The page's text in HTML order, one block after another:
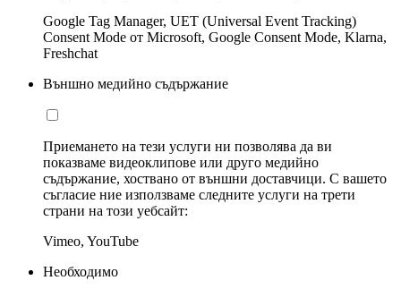
Google Tag Manager, UET (Universal Event Tracking)
Consent Mode от Microsoft, Google Consent Mode, Klarna,
Freshchat
Външно медийно съдържание
Приемането на тези услуги ни позволява да ви
показваме видеоклипове или друго медийно
съдържание, хоствано от външни доставчици. С вашето
съгласие ние използваме следните услуги на трети
страни на този уебсайт:
Vimeo, YouTube
Необходимо